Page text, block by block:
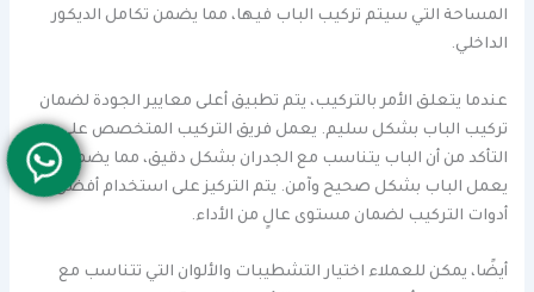
المساحة التي سيتم تركيب الباب فيها، مما يضمن تكامل الديكور
الداخلي.
عندما يتعلق الأمر بالتركيب، يتم تطبيق أعلى معايير الجودة لضمان
تركيب الباب بشكل سليم. يعمل فريق التركيب المتخصص على
التأكد من أن الباب يتناسب مع الجدران بشكل دقيق، مما يضمن أن
يعمل الباب بشكل صحيح وآمن. يتم التركيز على استخدام أفضل
أدوات التركيب لضمان مستوى عالٍ من الأداء.
أيضًا، يمكن للعملاء اختيار التشطيبات والألوان التي تتناسب مع